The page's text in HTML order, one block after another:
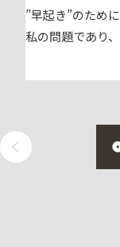
”早起き”のため
私の問題であり、